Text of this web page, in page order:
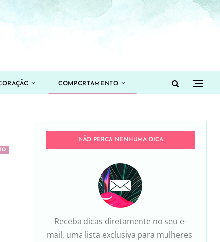
COMPORTAMENTO
NÃO PERCA NENHUMA DICA
Receba dicas diretamente no seu e-
mail, uma lista exclusiva para mulheres.